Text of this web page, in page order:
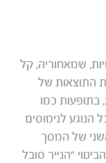
שמאחוריה, קל
התוצאות של
בתופעות כמו
הנוגע לנימוסים
של המסך
“הנייר סובל